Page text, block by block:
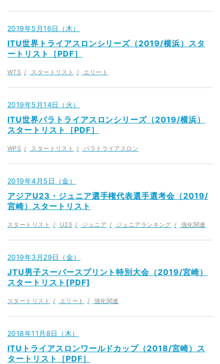
2019年5月16日（木）
ITU世界トライアスロンシリーズ（2019/横浜）スタ
ートリスト［PDF］
WTS スタートリスト エリート
2019年5月14日（火）
ITU世界パラトライアスロンシリーズ（2019/横浜）
スタートリスト［PDF］
WPS スタートリスト パラトライアスロン
2019年4月5日（金）
アジアU23・ジュニア選手権代表選手選考会（2019/
宮崎）スタートリスト
スタートリスト U23 ジュニア ジュニアランキング 強化関連
2019年3月29日（金）
JTU男子スーパースプリント特別大会（2019/宮崎）
スタートリスト[PDF]
スタートリスト エリート 強化関連
2018年11月8日（木）
ITUトライアスロンワールドカップ（2018/宮崎）ス
タートリスト［PDF］